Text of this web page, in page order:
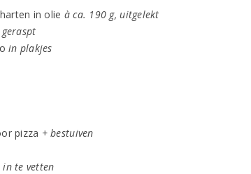
in olie à ca. 190 g, uitgelekt
geraspt
in plakjes
pizza + bestuiven
in te vetten